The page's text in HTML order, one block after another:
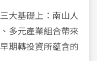
大基礎上：南山人
、多元產業組合帶來
期轉投資所蘊含的